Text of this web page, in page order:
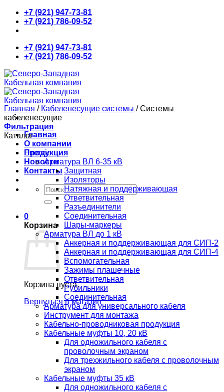
Skip
content
+7 (921) 947-73-81
+7 (921) 786-09-52
+7 (921) 947-73-81
+7 (921) 786-09-52
Главная
О компании
Продукция
Новости
Контакты
Искать:
0
Корзина
Корзина пуста.
Вернуться в магазин
Главная / Кабеленесущие системы /Системы
кабеленесущие
Фильтрация
Каталог
Enervic
Арматура ВЛ 6-35 кВ
Защитная
Изоляторы
Натяжная и поддерживающая
Ответвительная
Разъединители
Соединительная
Шары-маркеры
Арматура ВЛ до 1 кВ
Анкерная и поддерживающая для СИП-2
Анкерная и поддерживающая для СИП-4
Вспомогательная
Зажимы плашечные
Ответвительная
Рубильники
Соединительная
Арматура для универсального кабеля
Инструмент для монтажа
Кабельно-проводниковая продукция
Кабельные муфты 10, 20 кВ
Для одножильного кабеля с
проволочным экраном
Для трехжильного кабеля с проволочным
экраном
Кабельные муфты 35 кВ
Для одножильного кабеля с